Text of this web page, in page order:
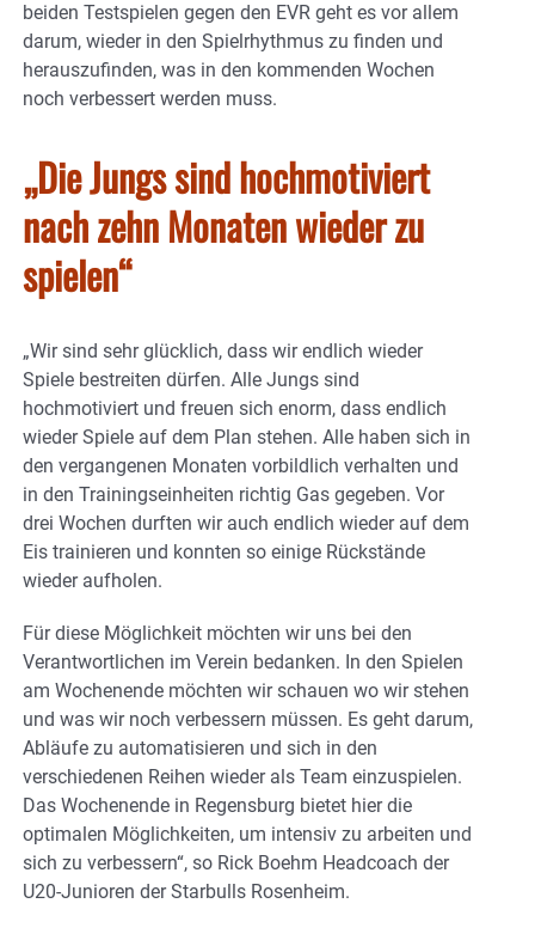
beiden Testspielen gegen den EVR geht es vor allem
darum, wieder in den Spielrhythmus zu finden und
herauszufinden, was in den kommenden Wochen
noch verbessert werden muss.
„Die Jungs sind hochmotiviert
nach zehn Monaten wieder zu
spielen“
„Wir sind sehr glücklich, dass wir endlich wieder
Spiele bestreiten dürfen. Alle Jungs sind
hochmotiviert und freuen sich enorm, dass endlich
wieder Spiele auf dem Plan stehen. Alle haben sich in
den vergangenen Monaten vorbildlich verhalten und
in den Trainingseinheiten richtig Gas gegeben. Vor
drei Wochen durften wir auch endlich wieder auf dem
Eis trainieren und konnten so einige Rückstände
wieder aufholen.
Für diese Möglichkeit möchten wir uns bei den
Verantwortlichen im Verein bedanken. In den Spielen
am Wochenende möchten wir schauen wo wir stehen
und was wir noch verbessern müssen. Es geht darum,
Abläufe zu automatisieren und sich in den
verschiedenen Reihen wieder als Team einzuspielen.
Das Wochenende in Regensburg bietet hier die
optimalen Möglichkeiten, um intensiv zu arbeiten und
sich zu verbessern“, so Rick Boehm Headcoach der
U20-Junioren der Starbulls Rosenheim.